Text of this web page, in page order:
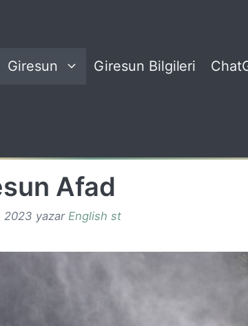
Giresun Giresun Bilgileri
Afad
2023 yazar English st